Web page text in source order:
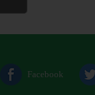
Facebook